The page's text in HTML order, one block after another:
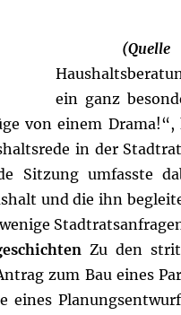
ein ganz
von einem
in der
Sitzung umfasste
und die ihn
Zu den
zum Bau eines
eines